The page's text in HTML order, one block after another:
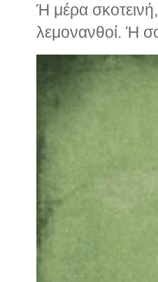
Ή μέρα
λεμονανθοί. Ή